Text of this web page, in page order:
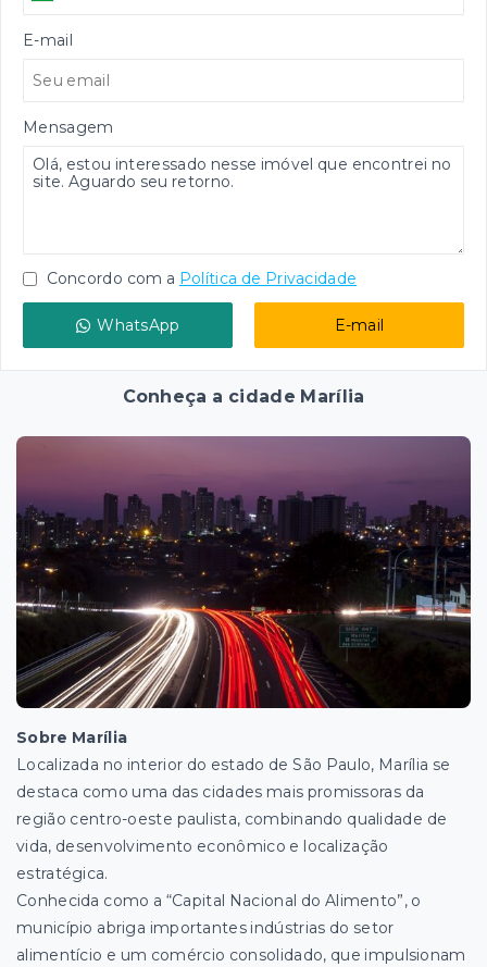
E-mail
Mensagem
Concordo com a Política de Privacidade
WhatsApp E-mail
Conheça a cidade Marília
Sobre Marília
Localizada no interior do estado de São Paulo, Marília se
destaca como uma das cidades mais promissoras da
região centro-oeste paulista, combinando qualidade de
vida, desenvolvimento econômico e localização
estratégica.
Conhecida como a “Capital Nacional do Alimento”, o
município abriga importantes indústrias do setor
alimentício e um comércio consolidado, que impulsionam